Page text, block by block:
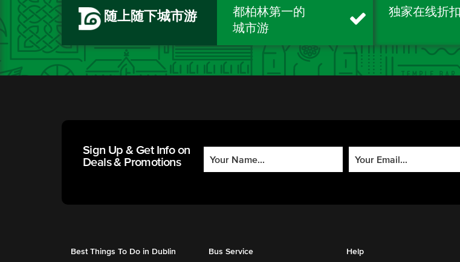
随上随下城市游
都柏林第一的
城市游
独家在线折扣
Sign Up & Get Info on
Deals & Promotions
Best Things To Do in Dublin Bus Service Help